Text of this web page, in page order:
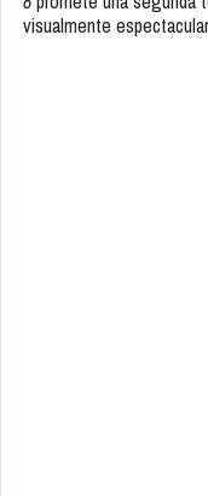
visualmente